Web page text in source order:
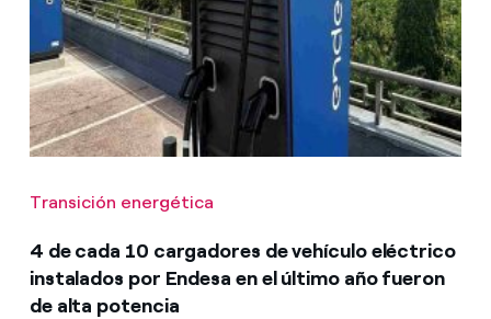
Transición energética
4 de cada 10 cargadores de vehículo eléctrico
instalados por Endesa en el último año fueron
de alta potencia